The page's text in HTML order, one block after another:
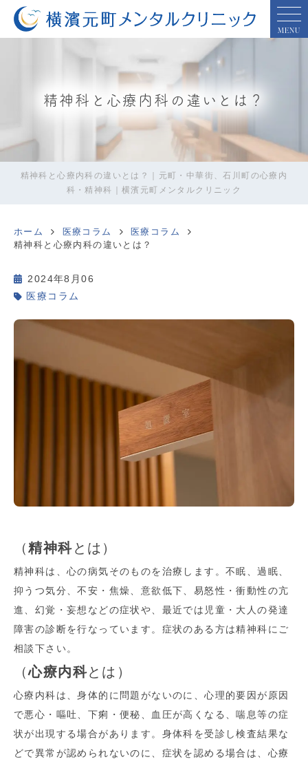
MENU
精神科と心療内科の違いとは？
精神科と心療内科の違いとは？｜元町・中華街、石川町の心療内
科・精神科｜横濱元町メンタルクリニック
ホーム 医療コラム
医療コラム
精神科と心療内科の違いとは？
2024年8月06
医療コラム
（精神科とは）
精神科は、心の病気そのものを治療します。不眠、過眠、
抑うつ気分、不安・焦燥、意欲低下、易怒性・衝動性の亢
進、幻覚・妄想などの症状や、最近では児童・大人の発達
障害の診断を行なっています。症状のある方は精神科にご
相談下さい。
（心療内科とは）
心療内科は、身体的に問題がないのに、心理的要因が原因
で悪心・嘔吐、下痢・便秘、血圧が高くなる、喘息等の症
状が出現する場合があります。身体科を受診し検査結果な
どで異常が認められないのに、症状を認める場合は、心療